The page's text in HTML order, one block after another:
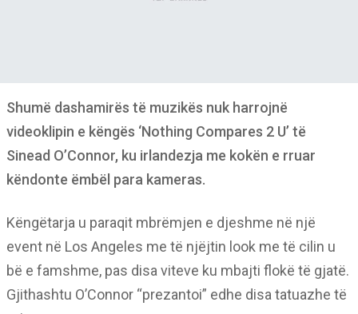
Shumë dashamirës të muzikës nuk harrojnë
videoklipin e këngës ‘Nothing Compares 2 U’ të
Sinead O’Connor, ku irlandezja me kokën e rruar
këndonte ëmbël para kameras.
Këngëtarja u paraqit mbrëmjen e djeshme në një
event në Los Angeles me të njëjtin look me të cilin u
bë e famshme, pas disa viteve ku mbajti flokë të gjatë.
Gjithashtu O’Connor “prezantoi” edhe disa tatuazhe të